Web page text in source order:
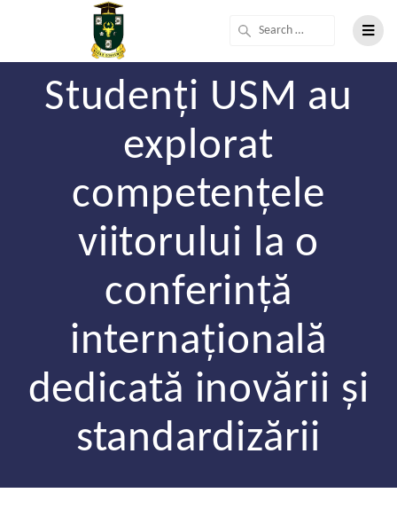
Studenți USM au
explorat
competențele
viitorului la o
conferință
internațională
dedicată inovării și
standardizării